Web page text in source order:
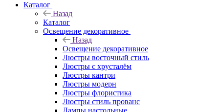
Каталог
Назад
Каталог
Освещение декоративное
Назад
Освещение декоративное
Люстры восточный стиль
Люстры с хрусталём
Люстры кантри
Люстры модерн
Люстры флористика
Люстры стиль прованс
Лампы настольные